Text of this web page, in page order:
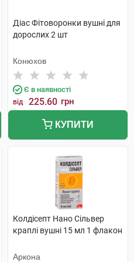
Діас Фітоворонки вушні для
дорослих 2 шт
Конюхов
Є в наявності
від 225.60 грн
КУПИТИ
Колдісепт Нано Сільвер
краплі вушні 15 мл 1 флакон
Аркона